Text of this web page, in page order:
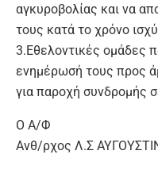
αγκυροβολίας και να
τους κατά το χρόνο
3.Εθελοντικές ομάδες
ενημέρωσή τους προς
για παροχή συνδρομής
Ο Α/Φ
Ανθ/ρχος Λ.Σ